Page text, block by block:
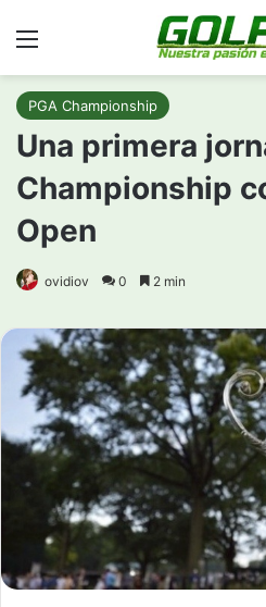
PGA Championship
Una primera
Championship
Open
ovidiov 0 2 min